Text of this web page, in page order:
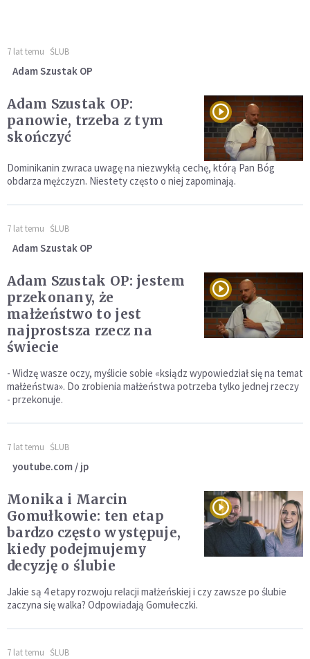
7 lat temu ŚLUB
Adam Szustak OP
Adam Szustak OP:
panowie, trzeba z tym
skończyć
Dominikanin zwraca uwagę na niezwykłą cechę, którą Pan Bóg
obdarza mężczyzn. Niestety często o niej zapominają.
7 lat temu ŚLUB
Adam Szustak OP
Adam Szustak OP: jestem
przekonany, że
małżeństwo to jest
najprostsza rzecz na
świecie
- Widzę wasze oczy, myślicie sobie «ksiądz wypowiedział się na temat
małżeństwa». Do zrobienia małżeństwa potrzeba tylko jednej rzeczy
- przekonuje.
7 lat temu ŚLUB
youtube.com / jp
Monika i Marcin
Gomułkowie: ten etap
bardzo często występuje,
kiedy podejmujemy
decyzję o ślubie
Jakie są 4 etapy rozwoju relacji małżeńskiej i czy zawsze po ślubie
zaczyna się walka? Odpowiadają Gomułeczki.
7 lat temu ŚLUB